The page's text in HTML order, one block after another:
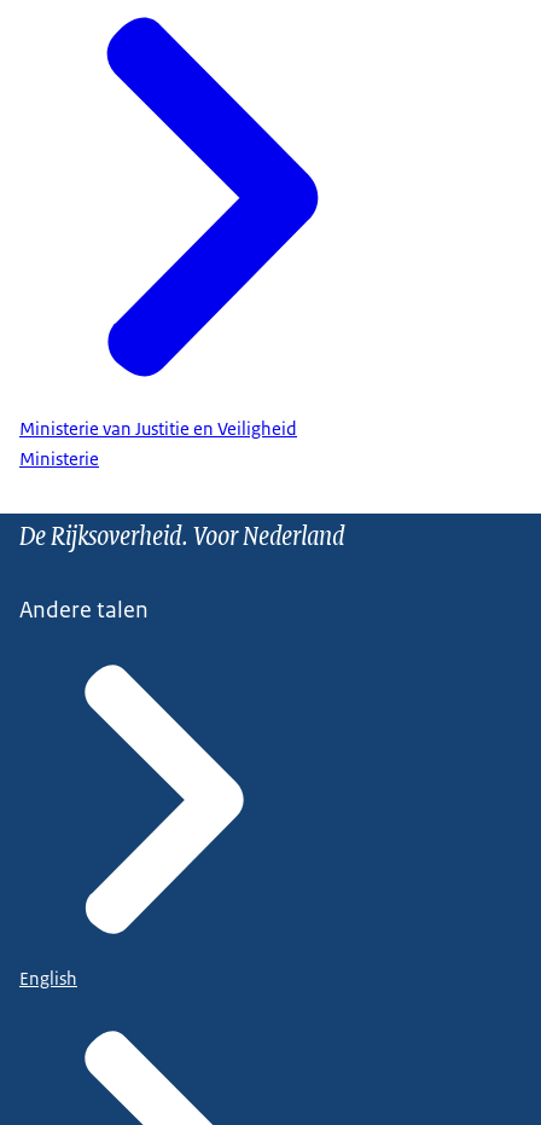
Ministerie van Justitie en Veiligheid
Ministerie
De Rijksoverheid. Voor Nederland
Andere talen
English